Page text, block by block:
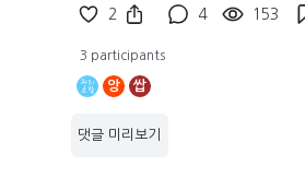
2 4 153
3 participants
앙 쌉
댓글 미리보기